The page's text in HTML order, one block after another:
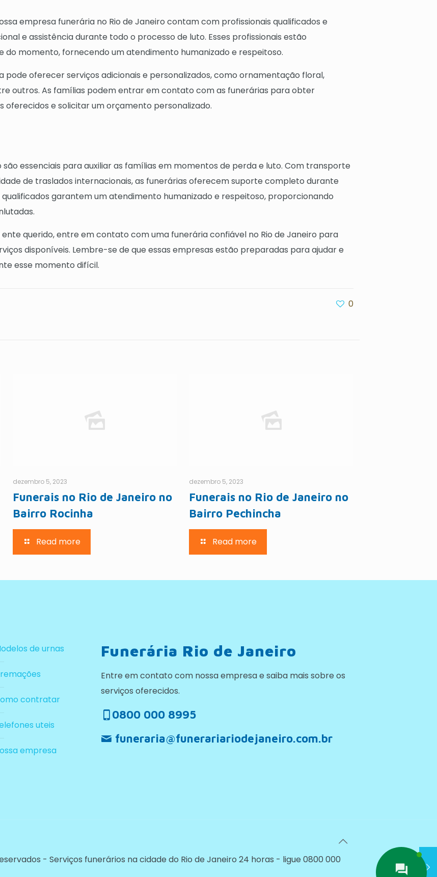
empresa funerária no Rio de Janeiro contam com profissionais qualificados e
e assistência durante todo o processo de luto. Esses profissionais estão
do momento, fornecendo um atendimento humanizado e respeitoso.
oferecer serviços adicionais e personalizados, como ornamentação floral,
outros. As famílias podem entrar em contato com as funerárias para obter
oferecidos e solicitar um orçamento personalizado.
são essenciais para auxiliar as famílias em momentos de perda e luto. Com transporte
de traslados internacionais, as funerárias oferecem suporte completo durante
qualificados garantem um atendimento humanizado e respeitoso, proporcionando
querido, entre em contato com uma funerária confiável no Rio de Janeiro para
disponíveis. Lembre-se de que essas empresas estão preparadas para ajudar e
esse momento difícil.
0
dezembro 5, 2023
Funerais no Rio de Janeiro no
Bairro Rocinha
Read more
dezembro 5, 2023
Funerais no Rio de Janeiro no
Bairro Pechincha
Read more
de urnas
contratar
uteis
empresa
Funerária Rio de Janeiro
Entre em contato com nossa empresa e saiba mais sobre os
serviços oferecidos.
0800 000 8995
funeraria@funerariariodejaneiro.com.br
- Serviços funerários na cidade do Rio de Janeiro 24 horas - ligue 0800 000